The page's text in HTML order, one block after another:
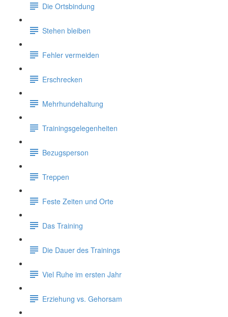
Die Ortsbindung
Stehen bleiben
Fehler vermeiden
Erschrecken
Mehrhundehaltung
Trainingsgelegenheiten
Bezugsperson
Treppen
Feste Zeiten und Orte
Das Training
Die Dauer des Trainings
Viel Ruhe im ersten Jahr
Erziehung vs. Gehorsam